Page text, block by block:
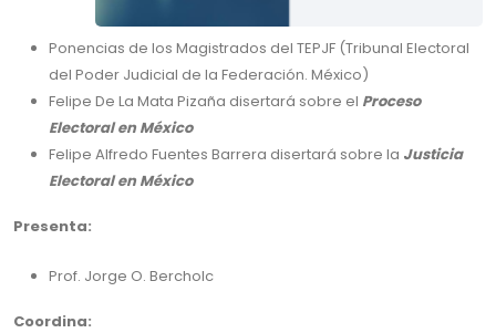
Ponencias de los Magistrados del TEPJF (Tribunal Electoral
del Poder Judicial de la Federación. México)
Felipe De La Mata Pizaña disertará sobre el Proceso
Electoral en México
Felipe Alfredo Fuentes Barrera disertará sobre la Justicia
Electoral en México
Presenta:
Prof. Jorge O. Bercholc
Coordina: